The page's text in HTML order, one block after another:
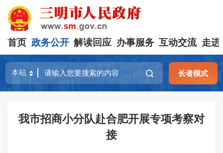
首页 政务公开 解读回应 办事服务 互动交流 走进
长者模式
我市招商小分队赴合肥开展专项考察对
接